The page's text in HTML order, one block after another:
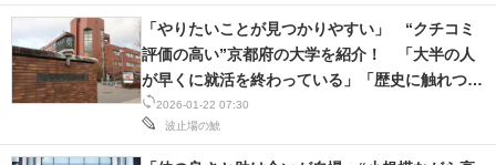
2026-01-22 07:30
波止場の鯱
「やりたいことが見つかりやすい」 “クチコミ
評価の高い”京都府の大学を紹介！ 「大半の人
が早くに就活を終わっている」「歴史に触れつつ
デザインを学べる」